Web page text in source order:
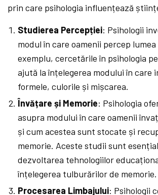
prin care psihologia influențează
Studierea Percepției: Psihologii
modul în care oamenii percep
exemplu, cercetările în psihologia
ajută la înțelegerea modului în care
formele, culorile și mișcarea.
Învățare și Memorie: Psihologia
asupra modului în care oamenii
și cum acestea sunt stocate și
memorie. Aceste studii sunt
dezvoltarea tehnologiilor
înțelegerea tulburărilor de memorie.
Procesarea Limbajului: Psihologii